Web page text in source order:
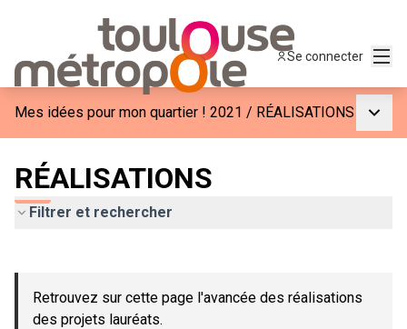
Se connecter
Mes idées pour mon quartier ! 2021 / RÉALISATIONS
RÉALISATIONS
Filtrer et rechercher
−
Retrouvez sur cette page l'avancée des réalisations
des projets lauréats.